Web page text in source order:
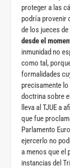
proteger a las
podría provenir
de los jueces
desde el
inmunidad no
como tal,
formalidades
precisamente
doctrina sobre
lleva al TJUE a
que fue
Parlamento
ejercerlo no
a menos que el
instancias del